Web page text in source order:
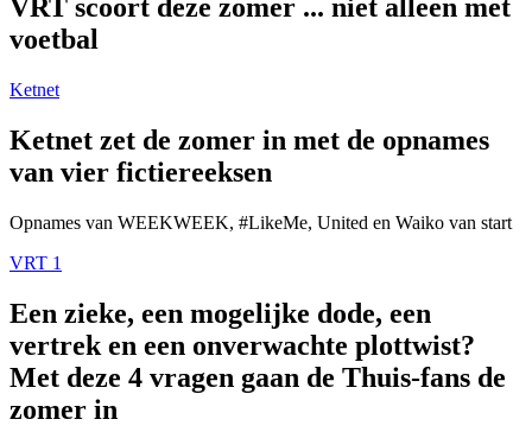
VRT scoort deze zomer ... niet alleen met
voetbal
Ketnet
Ketnet zet de zomer in met de opnames
van vier fictiereeksen
Opnames van WEEKWEEK, #LikeMe, United en Waiko van start
VRT 1
Een zieke, een mogelijke dode, een
vertrek en een onverwachte plottwist?
Met deze 4 vragen gaan de Thuis-fans de
zomer in